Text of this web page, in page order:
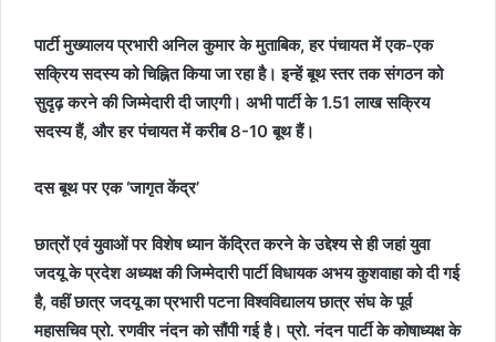
पार्टी मुख्यालय प्रभारी अनिल कुमार के मुताबिक, हर पंचायत में एक-एक
सक्रिय सदस्य को चिह्नित किया जा रहा है। इन्हें बूथ स्तर तक संगठन को
सुदृढ़ करने की जिम्मेदारी दी जाएगी। अभी पार्टी के 1.51 लाख सक्रिय
सदस्य हैं, और हर पंचायत में करीब 8-10 बूथ हैं।
दस बूथ पर एक ‘जागृत केंद्र’
छात्रों एवं युवाओं पर विशेष ध्यान केंद्रित करने के उद्देश्य से ही जहां युवा
जदयू के प्रदेश अध्यक्ष की जिम्मेदारी पार्टी विधायक अभय कुशवाहा को दी गई
है, वहीं छात्र जदयू का प्रभारी पटना विश्वविद्यालय छात्र संघ के पूर्व
महासचिव प्रो. रणवीर नंदन को सौंपी गई है। प्रो. नंदन पार्टी के कोषाध्यक्ष के